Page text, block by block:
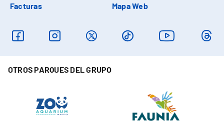
Facturas Mapa Web
OTROS PARQUES DEL GRUPO